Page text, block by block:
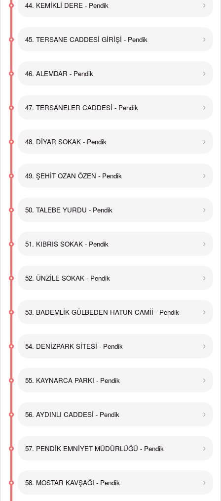
44. KEMİKLİ DERE - Pendik
45. TERSANE CADDESİ GİRİŞİ - Pendik
46. ALEMDAR - Pendik
47. TERSANELER CADDESİ - Pendik
48. DİYAR SOKAK - Pendik
49. ŞEHİT OZAN ÖZEN - Pendik
50. TALEBE YURDU - Pendik
51. KIBRIS SOKAK - Pendik
52. ÜNZİLE SOKAK - Pendik
53. BADEMLİK GÜLBEDEN HATUN CAMİİ - Pendik
54. DENİZPARK SİTESİ - Pendik
55. KAYNARCA PARKI - Pendik
56. AYDINLI CADDESİ - Pendik
57. PENDİK EMNİYET MÜDÜRLÜĞÜ - Pendik
58. MOSTAR KAVŞAĞI - Pendik